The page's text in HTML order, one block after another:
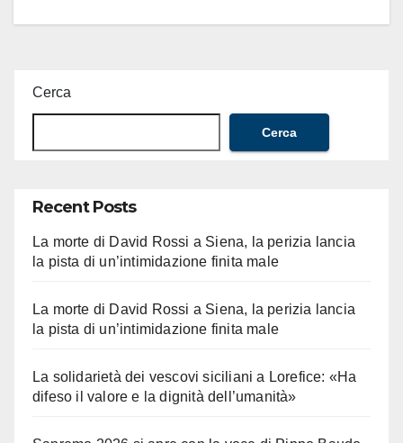
Cerca
Cerca
Recent Posts
La morte di David Rossi a Siena, la perizia lancia
la pista di un’intimidazione finita male
La morte di David Rossi a Siena, la perizia lancia
la pista di un’intimidazione finita male
La solidarietà dei vescovi siciliani a Lorefice: «Ha
difeso il valore e la dignità dell’umanità»